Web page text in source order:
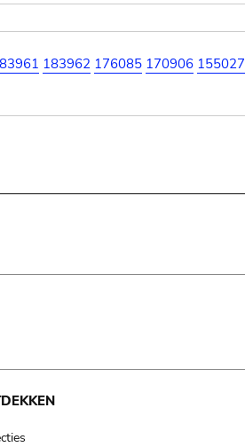
183962 176085 170906 155027